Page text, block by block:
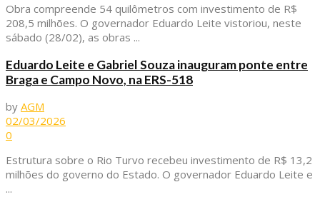
Obra compreende 54 quilômetros com investimento de R$
208,5 milhões. O governador Eduardo Leite vistoriou, neste
sábado (28/02), as obras ...
Eduardo Leite e Gabriel Souza inauguram ponte entre
Braga e Campo Novo, na ERS-518
by AGM
02/03/2026
0
Estrutura sobre o Rio Turvo recebeu investimento de R$ 13,2
milhões do governo do Estado. O governador Eduardo Leite e
...